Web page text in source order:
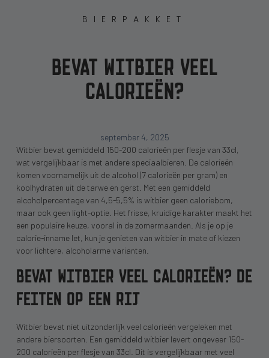
BIERPAKKET
BEVAT WITBIER VEEL
CALORIEËN?
september 4, 2025
Witbier bevat gemiddeld 150-200 calorieën per flesje van 33cl,
wat vergelijkbaar is met andere speciaalbieren. De calorieën
komen voornamelijk uit de alcohol (7 calorieën per gram) en
koolhydraten uit de tarwe en gerst. Met een gemiddeld
alcoholpercentage van 4,5-5,5% is witbier geen caloriebom,
maar ook geen light-optie. Het frisse, kruidige karakter maakt het
een populaire keuze, vooral in de zomermaanden. Als je op je
calorie-inname let, kun je genieten van witbier in mate of kiezen
voor lichtere, alcoholarme varianten.
BEVAT WITBIER VEEL CALORIEËN? DE
FEITEN OP EEN RIJ
Witbier bevat niet uitzonderlijk veel calorieën vergeleken met
andere biersoorten. Een gemiddeld witbier levert ongeveer 150-
200 calorieën per flesje van 33cl. Dit is vergelijkbaar met veel